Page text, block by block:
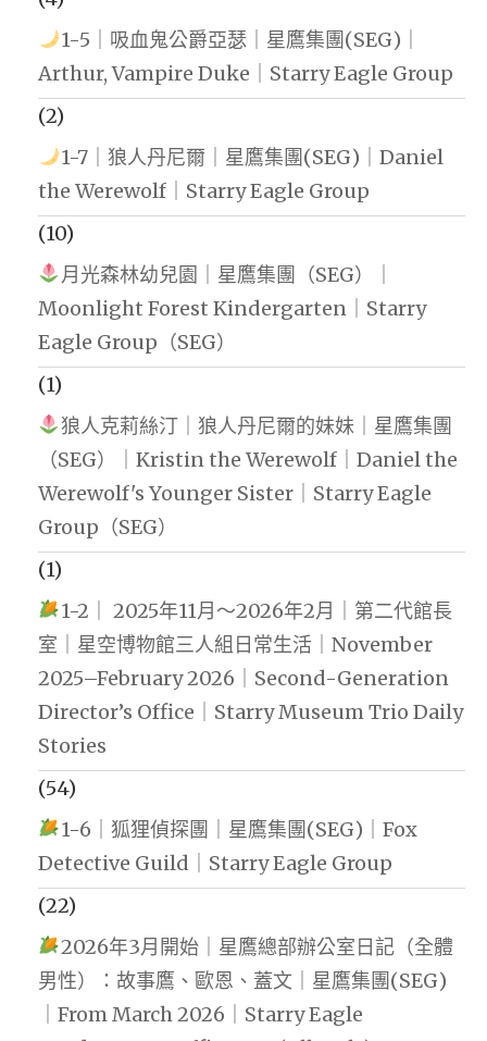
1-5｜吸血鬼公爵亞瑟｜星鷹集團(SEG)｜
Arthur, Vampire Duke｜Starry Eagle Group
(2)
1-7｜狼人丹尼爾｜星鷹集團(SEG)｜Daniel
the Werewolf｜Starry Eagle Group
(10)
月光森林幼兒園｜星鷹集團（SEG）｜
Moonlight Forest Kindergarten｜Starry
Eagle Group（SEG）
(1)
狼人克莉絲汀｜狼人丹尼爾的妹妹｜星鷹集團
（SEG）｜Kristin the Werewolf｜Daniel the
Werewolf's Younger Sister｜Starry Eagle
Group（SEG）
(1)
1-2｜ 2025年11月～2026年2月｜第二代館長
室｜星空博物館三人組日常生活｜November
2025–February 2026｜Second-Generation
Director’s Office｜Starry Museum Trio Daily
Stories
(54)
1-6｜狐狸偵探團｜星鷹集團(SEG)｜Fox
Detective Guild｜Starry Eagle Group
(22)
2026年3月開始｜星鷹總部辦公室日記（全體
男性）：故事鷹、歐恩、蓋文｜星鷹集團(SEG)
｜From March 2026｜Starry Eagle